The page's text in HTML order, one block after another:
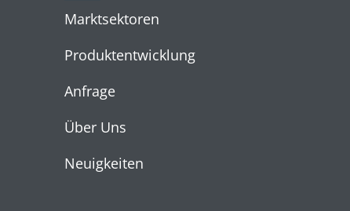
Marktsektoren
Produktentwicklung
Anfrage
Über Uns
Neuigkeiten